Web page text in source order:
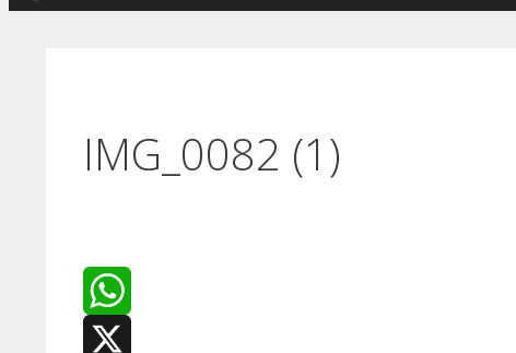
IMG_0082 (1)
WhatsApp